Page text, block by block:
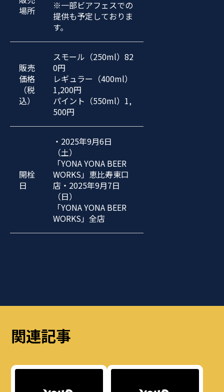
場所
※一部ビアフェスでの
提供も予定しておりま
す。
販売
価格
（税
込）
スモール（250ml）82
0円
レギュラー（400ml）
1,200円
パイント（550ml）1,
500円
開栓
日
・2025年9月6日
（土）
「YONA YONA BEER
WORKS」恵比寿東口
店 ・2025年9月7日
（日）
「YONA YONA BEER
WORKS」全店
関連記事